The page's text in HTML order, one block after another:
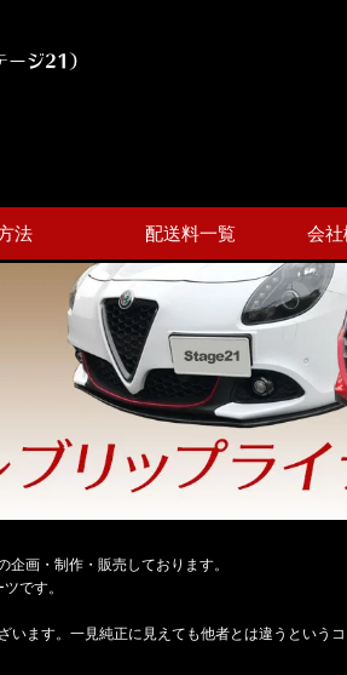
ジ21）
法 配送料一覧 会社
画・制作・販売しております。
です。
ます。一見純正に見えても他者とは違うというコ